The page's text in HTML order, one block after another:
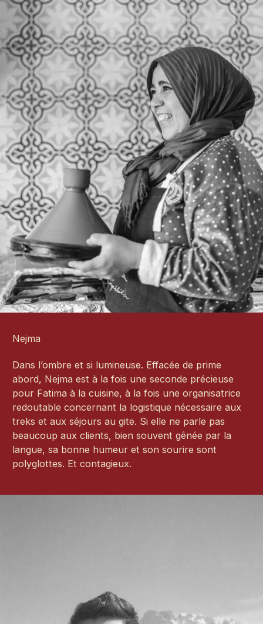
Nejma
Dans l’ombre et si lumineuse. Effacée de prime
abord, Nejma est à la fois une seconde précieuse
pour Fatima à la cuisine, à la fois une organisatrice
redoutable concernant la logistique nécessaire aux
treks et aux séjours au gite. Si elle ne parle pas
beaucoup aux clients, bien souvent gênée par la
langue, sa bonne humeur et son sourire sont
polyglottes. Et contagieux.